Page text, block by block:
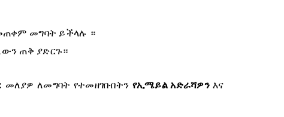
መግባት ይችላሉ ።
ጠቅ ያድርጉ።
መለያዎ ለመግባት የተመዘገቡበትን የኢሜይል አድራሻዎንእና